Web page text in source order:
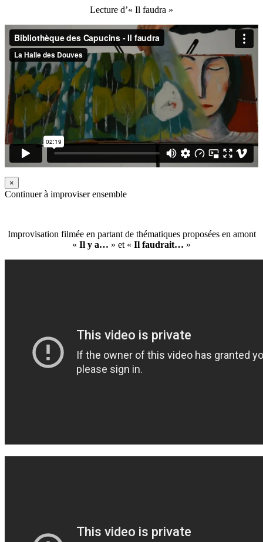
Lecture d’« Il faudra »
×
Continuer à improviser ensemble
Improvisation filmée en partant de thématiques proposées en amont
« Il y a… » et « Il faudrait… »